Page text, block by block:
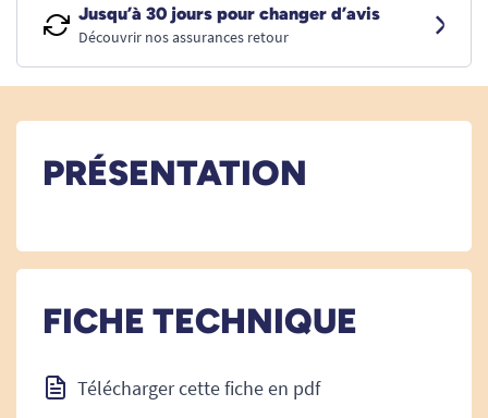
Jusqu’à 30 jours pour changer d’avis
Découvrir nos assurances retour
PRÉSENTATION
FICHE TECHNIQUE
Télécharger cette fiche en pdf